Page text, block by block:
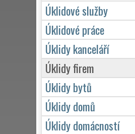
ÚKLID A
Franchisová
profesionální,
Poskytujeme
víkendů či
zárukou
Úklidové služby
Úklidové práce
Úklidy kanceláří
Úklidy firem
Úklidy bytů
Úklidy domů
Úklidy domácností